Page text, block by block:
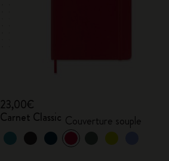
23,00€
Carnet Classic Couverture souple